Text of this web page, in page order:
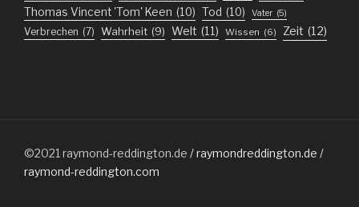
Thomas Vincent 'Tom' Keen (10) Tod (10) Vater (5)
Verbrechen (7) Wahrheit (9) Welt (11) Wissen (6) Zeit (12)
©2021 raymond-reddington.de / raymondreddington.de /
raymond-reddington.com